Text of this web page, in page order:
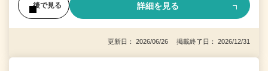
後で見る 詳細を見る
更新日： 2026/06/26 掲載終了日： 2026/12/31